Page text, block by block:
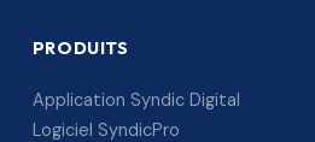
PRODUITS
Application Syndic Digital
Logiciel SyndicPro